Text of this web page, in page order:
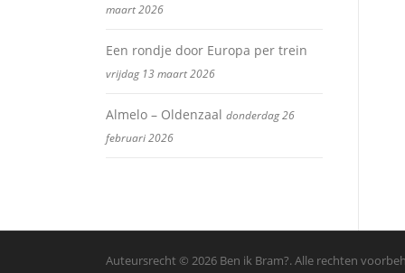
maart 2026
Een rondje door Europa per trein
vrijdag 13 maart 2026
Almelo – Oldenzaal donderdag 26
februari 2026
Auteursrecht © 2026 Ben ik Bram?. Alle rechten